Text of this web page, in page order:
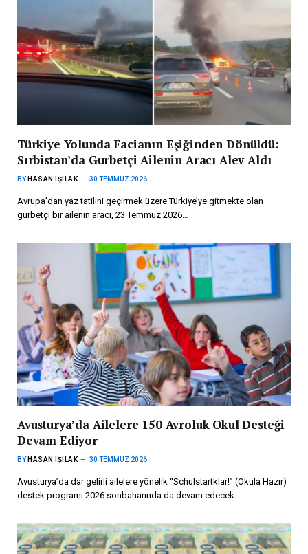
Türkiye Yolunda Facianın Eşiğinden Dönüldü:
Sırbistan’da Gurbetçi Ailenin Aracı Alev Aldı
BY HASAN IŞILAK 30 TEMMUZ 2026
Avrupa’dan yaz tatilini geçirmek üzere Türkiye’ye gitmekte olan
gurbetçi bir ailenin aracı, 23 Temmuz 2026…
Avusturya’da Ailelere 150 Avroluk Okul Desteği
Devam Ediyor
BY HASAN IŞILAK 30 TEMMUZ 2026
Avusturya’da dar gelirli ailelere yönelik “Schulstartklar!” (Okula Hazır)
destek programı 2026 sonbaharında da devam edecek.…